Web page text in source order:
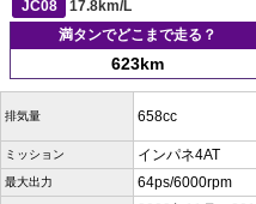
JC08
17.8km/L
満タンでどこまで走る？
623km
排気量 658cc
ミッション インパネ4AT
最大出力 64ps/6000rpm